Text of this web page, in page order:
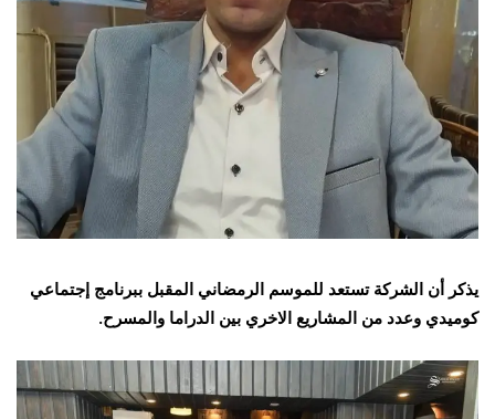
يذكر أن الشركة تستعد للموسم الرمضاني المقبل ببرنامج إجتماعي
كوميدي وعدد من المشاريع الاخري بين الدراما والمسرح.